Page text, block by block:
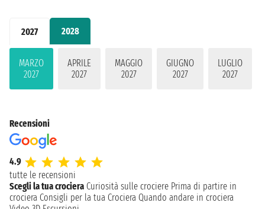
2027 2028
MARZO
2027
APRILE
2027
MAGGIO
2027
GIUGNO
2027
LUGLIO
2027
Recensioni
4.9
tutte le recensioni
Scegli la tua crociera Curiosità sulle crociere Prima di partire in
crociera Consigli per la tua Crociera Quando andare in crociera